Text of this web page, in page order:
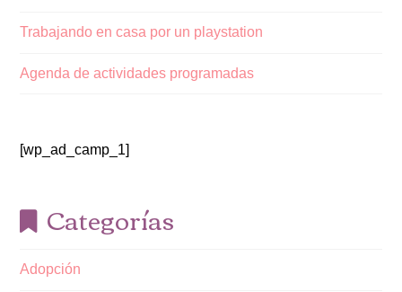
Trabajando en casa por un playstation
Agenda de actividades programadas
[wp_ad_camp_1]
Categorías
Adopción